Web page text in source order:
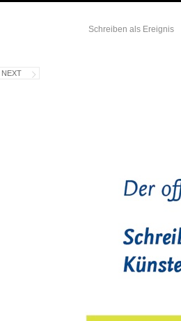
Schreiben als Ereignis
NEXT